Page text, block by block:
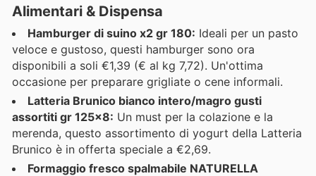
Alimentari & Dispensa
Hamburger di suino x2 gr 180: Ideali per un pasto
veloce e gustoso, questi hamburger sono ora
disponibili a soli €1,39 (€ al kg 7,72). Un'ottima
occasione per preparare grigliate o cene informali.
Latteria Brunico bianco intero/magro gusti
assortiti gr 125x8: Un must per la colazione e la
merenda, questo assortimento di yogurt della Latteria
Brunico è in offerta speciale a €2,69.
Formaggio fresco spalmabile NATURELLA